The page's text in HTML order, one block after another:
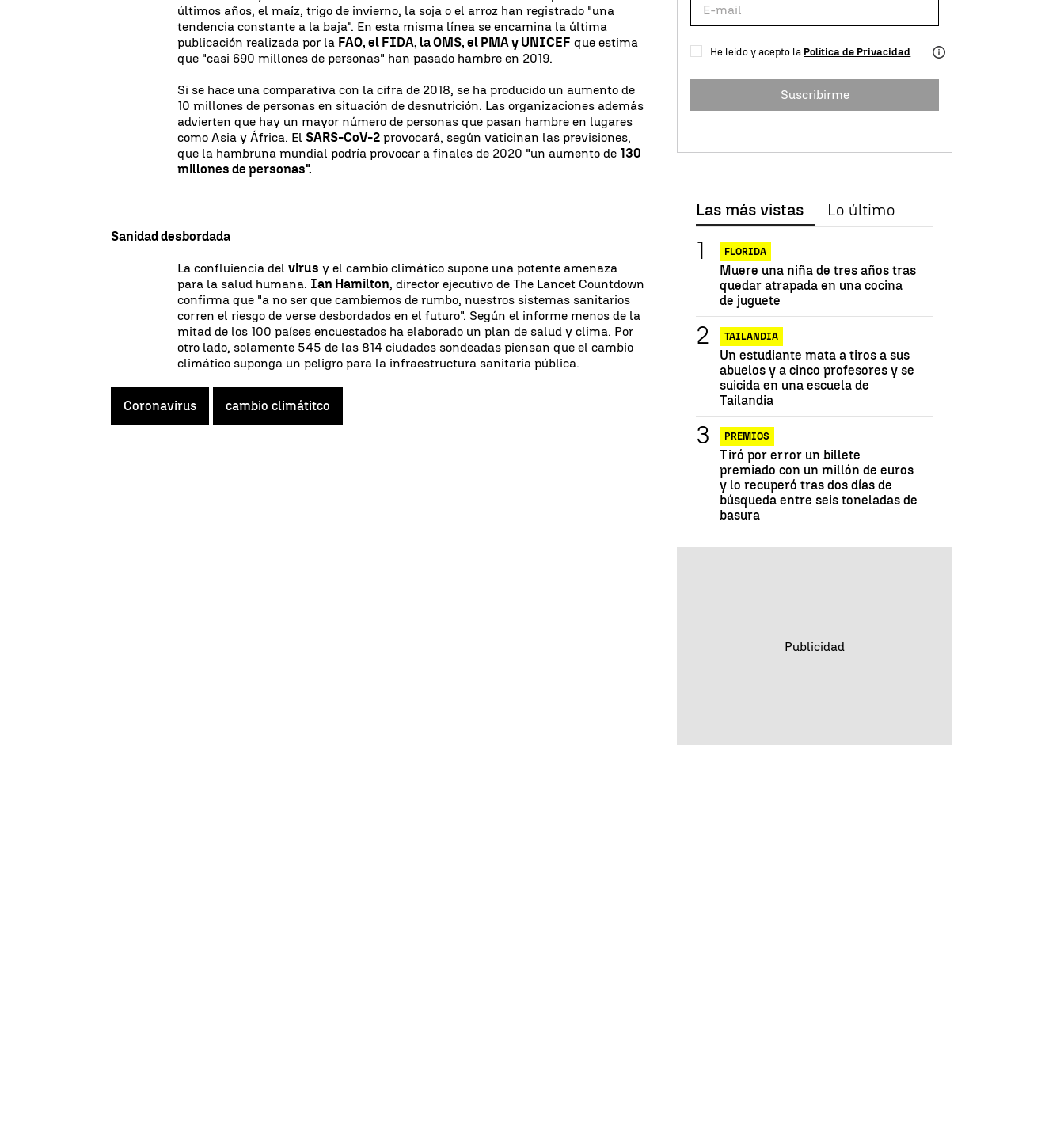
últimos años, el maíz, trigo de invierno, la soja o el arroz han registrado "una
tendencia constante a la baja". En esta misma línea se encamina la última
publicación realizada por la FAO, el FIDA, la OMS, el PMA y UNICEF que estima
que "casi 690 millones de personas" han pasado hambre en 2019.
Si se hace una comparativa con la cifra de 2018, se ha producido un aumento de
10 millones de personas en situación de desnutrición. Las organizaciones además
advierten que hay un mayor número de personas que pasan hambre en lugares
como Asia y África. ElSARS-CoV-2 provocará, según vaticinan las previsiones,
que la hambruna mundial podría provocar a finales de 2020 "un aumento de 130
millones de personas".
Sanidad desbordada
La confluiencia delvirus y el cambio climático supone una potente amenaza
para la salud humana. Ian Hamilton, director ejecutivo de The Lancet Countdown
confirma que "a no ser que cambiemos de rumbo, nuestros sistemas sanitarios
corren el riesgo de verse desbordados en el futuro". Según el informe menos de la
mitad de los 100 países encuestados ha elaborado un plan de salud y clima. Por
otro lado, solamente 545 de las 814 ciudades sondeadas piensan que el cambio
climático suponga un peligro para la infraestructura sanitaria pública.
Coronavirus cambio climátitco
He leído y acepto la Política de Privacidad
Suscribirme
Las más vistas Lo último
FLORIDA
Muere una niña de tres años tras
quedar atrapada en una cocina
de juguete
TAILANDIA
Un estudiante mata a tiros a sus
abuelos y a cinco profesores y se
suicida en una escuela de
Tailandia
PREMIOS
Tiró por error un billete
premiado con un millón de euros
y lo recuperó tras dos días de
búsqueda entre seis toneladas de
basura